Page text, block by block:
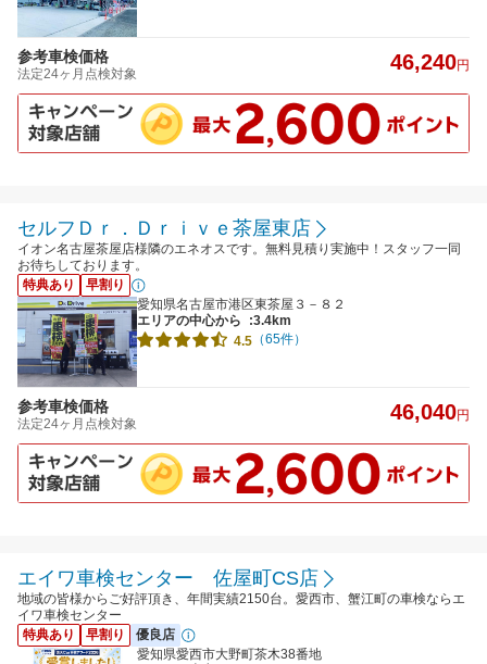
参考車検価格
法定24ヶ月点検対象 46,240円
セルフＤｒ．Ｄｒｉｖｅ茶屋東店
イオン名古屋茶屋店様隣のエネオスです。無料見積り実施中！スタッフ一同
お待ちしております。
特典あり
早割り
愛知県名古屋市港区東茶屋３－８２
エリアの中心から
:3.4km
4.5 （65件）
参考車検価格
法定24ヶ月点検対象 46,040円
エイワ車検センター 佐屋町CS店
地域の皆様からご好評頂き、年間実績2150台。愛西市、蟹江町の車検ならエ
イワ車検センター
特典あり
早割り
優良店
愛知県愛西市大野町茶木38番地